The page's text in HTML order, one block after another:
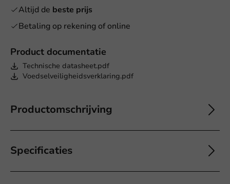
Product documentatie
Technische datasheet.pdf
Voedselveiligheidsverklaring.pdf
Productomschrijving
Specificaties
Altijd de beste prijs
Betaling op rekening of online